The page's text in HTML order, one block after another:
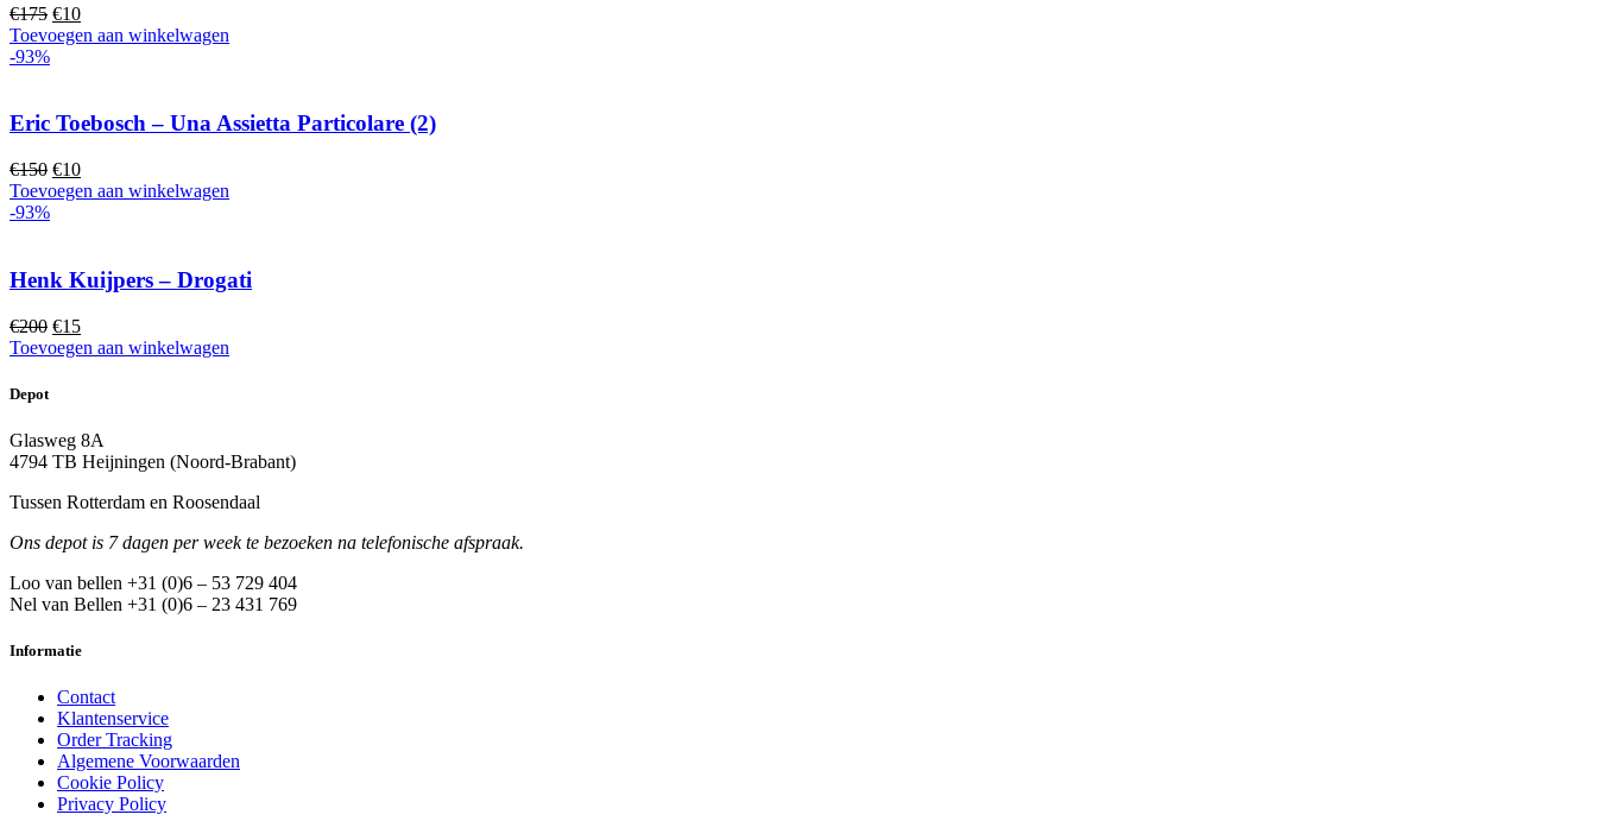
€175 Oorspronkelijke
prijs
€10Huidige
prijs
Toevoegen aan winkelwagen
-93%
Eric Toebosch – Una Assietta Particolare (2)
€150 Oorspronkelijke
prijs
€10Huidige
prijs
Toevoegen aan winkelwagen
-93%
Henk Kuijpers – Drogati
€200 Oorspronkelijke
prijs
€15Huidige
prijs
Toevoegen aan winkelwagen
Depot
Glasweg 8A
4794 TB Heijningen (Noord-Brabant)
Tussen Rotterdam en Roosendaal
Ons depot is 7 dagen per week te bezoeken na telefonische afspraak.
Loo van bellen +31 (0)6 – 53 729 404
Nel van Bellen +31 (0)6 – 23 431 769
Informatie
Contact
Klantenservice
Order Tracking
Algemene Voorwaarden
Cookie Policy
Privacy Policy